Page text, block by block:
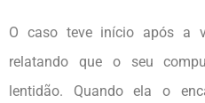
O caso teve início após a
relatando que o seu
lentidão. Quando ela o